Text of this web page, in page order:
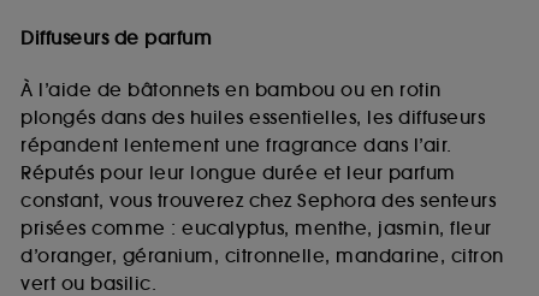
Diffuseurs de parfum
À l’aide de bâtonnets en bambou ou en rotin
plongés dans des huiles essentielles, les diffuseurs
répandent lentement une fragrance dans l’air.
Réputés pour leur longue durée et leur parfum
constant, vous trouverez chez Sephora des senteurs
prisées comme : eucalyptus, menthe, jasmin, fleur
d’oranger, géranium, citronnelle, mandarine, citron
vert ou basilic.